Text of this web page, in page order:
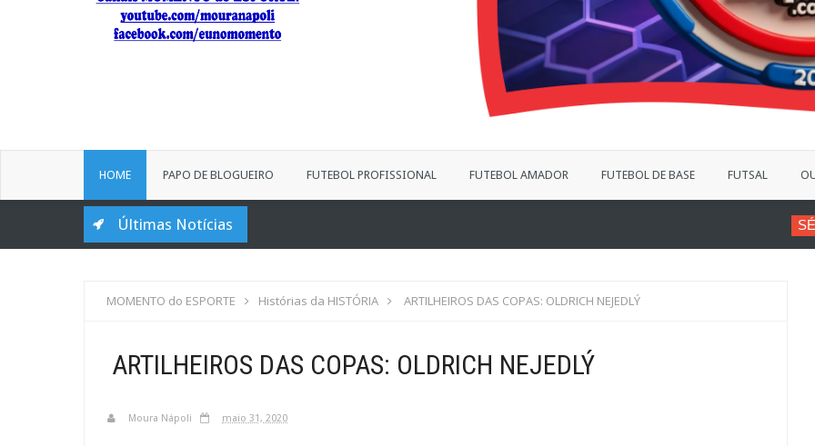
HOME PAPO DE BLOGUEIRO FUTEBOL PROFISSIONAL FUTEBOL AMADOR FUTEBOL DE BASE FUTSAL
Últimas Notícias VINÍCIUS
MOMENTO do ESPORTE Histórias da HISTÓRIA ARTILHEIROS DAS COPAS: OLDRICH NEJEDLÝ
ARTILHEIROS DAS COPAS: OLDRICH NEJEDLÝ
Moura Nápoli maio 31, 2020